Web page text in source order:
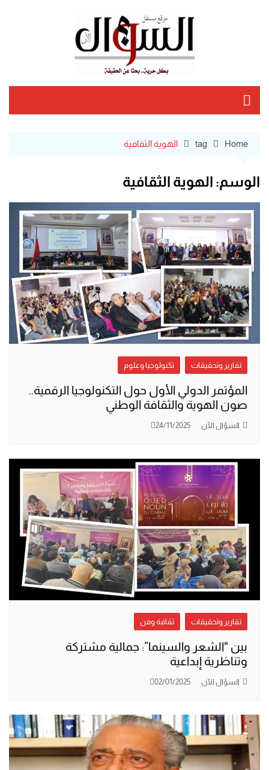
Home
tag الهوية الثقافية
الوسم: الهوية الثقافية
تقارير وتحقيقات تكنولوجيا وعلوم
المؤتمر الدولي الأول حول التكنولوجيا الرقمية..
صون الهوية والثقافة الوطني
السؤال الآن 24/11/2025
تقارير وتحقيقات ثقافة وفن
بين “الشعر والسينما”: جمالية مشتركة
وتناظرية إبداعية
السؤال الآن 02/01/2025